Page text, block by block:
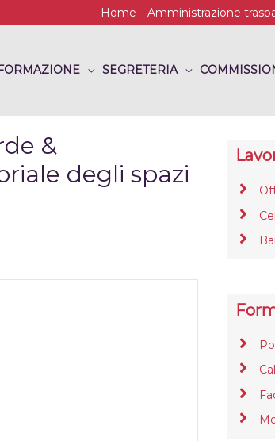
Home Amministrazione
FORMAZIONE SEGRETERIA
&
degli spazi